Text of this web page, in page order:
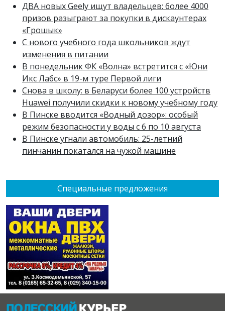
Специальные предложения
ДВА новых Geely ищут владельцев: более 4000
призов разыграют за покупки в дискаунтерах
«Грошык»
С нового учебного года школьников ждут
изменения в питании
В понедельник ФК «Волна» встретится с «Юни
Икс Лабс» в 19-м туре Первой лиги
Снова в школу: в Беларуси более 100 устройств
Huawei получили скидки к новому учебному году
В Пинске вводится «Водный дозор»: особый
режим безопасности у воды с 6 по 10 августа
В Пинске угнали автомобиль: 25-летний
пинчанин покатался на чужой машине